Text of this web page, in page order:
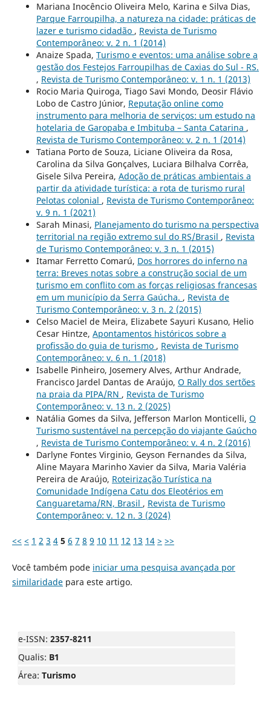
Mariana Inocêncio Oliveira Melo, Karina e Silva Dias,
Parque Farroupilha, a natureza na cidade: práticas de
lazer e turismo cidadão , Revista de Turismo
Contemporâneo: v. 2 n. 1 (2014)
Anaize Spada, Turismo e eventos: uma análise sobre a
gestão dos Festejos Farroupilhas de Caxias do Sul - RS.
, Revista de Turismo Contemporâneo: v. 1 n. 1 (2013)
Rocio Maria Quiroga, Tiago Savi Mondo, Deosir Flávio
Lobo de Castro Júnior, Reputação online como
instrumento para melhoria de serviços: um estudo na
hotelaria de Garopaba e Imbituba – Santa Catarina ,
Revista de Turismo Contemporâneo: v. 2 n. 1 (2014)
Tatiana Porto de Souza, Liciane Oliveira da Rosa,
Carolina da Silva Gonçalves, Luciara Bilhalva Corrêa,
Gisele Silva Pereira, Adoção de práticas ambientais a
partir da atividade turística: a rota de turismo rural
Pelotas colonial , Revista de Turismo Contemporâneo:
v. 9 n. 1 (2021)
Sarah Minasi, Planejamento do turismo na perspectiva
territorial na região extremo sul do RS/Brasil , Revista
de Turismo Contemporâneo: v. 3 n. 1 (2015)
Itamar Ferretto Comarú, Dos horrores do inferno na
terra: Breves notas sobre a construção social de um
turismo em conflito com as forças religiosas francesas
em um município da Serra Gaúcha. , Revista de
Turismo Contemporâneo: v. 3 n. 2 (2015)
Celso Maciel de Meira, Elizabete Sayuri Kusano, Helio
Cesar Hintze, Apontamentos históricos sobre a
profissão do guia de turismo , Revista de Turismo
Contemporâneo: v. 6 n. 1 (2018)
Isabelle Pinheiro, Josemery Alves, Arthur Andrade,
Francisco Jardel Dantas de Araújo, O Rally dos sertões
na praia da PIPA/RN , Revista de Turismo
Contemporâneo: v. 13 n. 2 (2025)
Natália Gomes da Silva, Jefferson Marlon Monticelli, O
Turismo sustentável na percepção do viajante Gaúcho
, Revista de Turismo Contemporâneo: v. 4 n. 2 (2016)
Darlyne Fontes Virginio, Geyson Fernandes da Silva,
Aline Mayara Marinho Xavier da Silva, Maria Valéria
Pereira de Araújo, Roteirização Turística na
Comunidade Indígena Catu dos Eleotérios em
Canguaretama/RN, Brasil , Revista de Turismo
Contemporâneo: v. 12 n. 3 (2024)
<< < 1 2 3 4 5 6 7 8 9 10 11 12 13 14 > >>
Você também pode iniciar uma pesquisa avançada por
similaridadepara este artigo.
e-ISSN: 2357-8211
Qualis: B1
Área: Turismo